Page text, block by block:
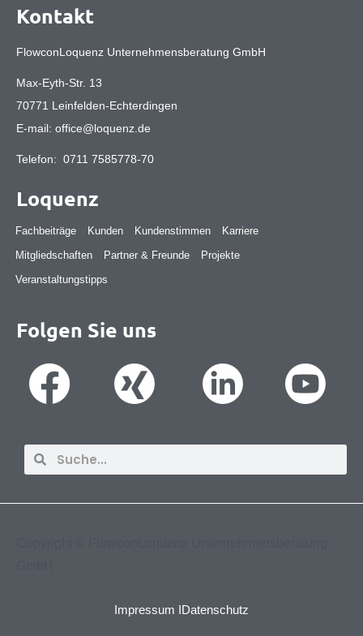
Kontakt
FlowconLoquenz Unternehmensberatung GmbH
Max-Eyth-Str. 13
70771 Leinfelden-Echterdingen
E-mail: office@loquenz.de
Telefon: 0711 7585778-70
Loquenz
Fachbeiträge Kunden Kundenstimmen
Karriere
Mitgliedschaften
Partner & Freunde
Projekte
Veranstaltungstipps
Folgen Sie uns
Impressum IDatenschutz